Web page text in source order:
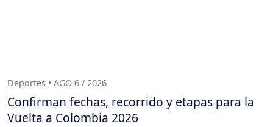
Deportes • AGO 6 / 2026
Confirman fechas, recorrido y etapas para la
Vuelta a Colombia 2026